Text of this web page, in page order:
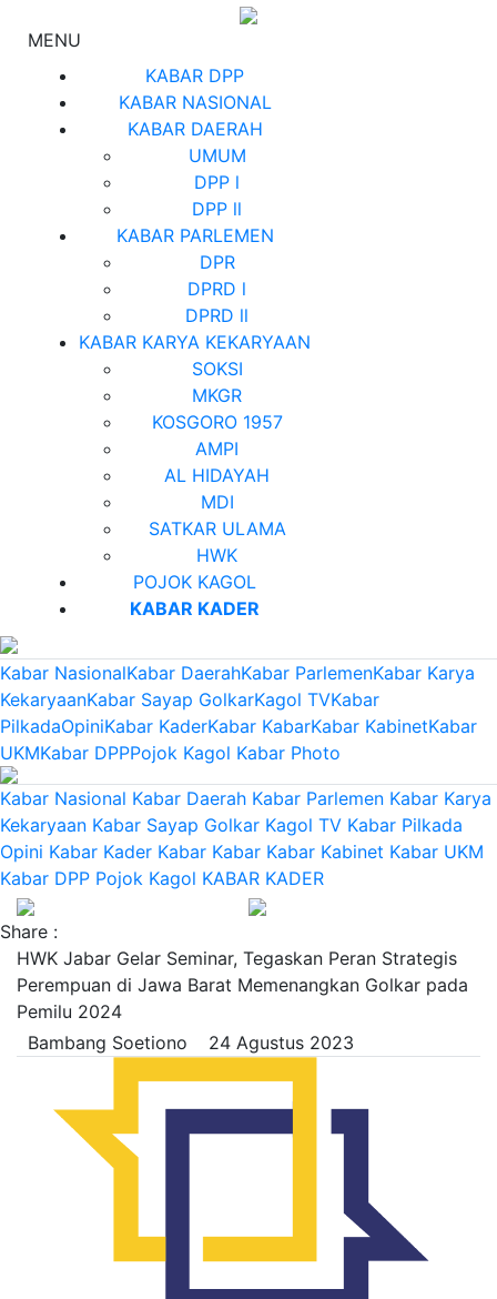
MENU
KABAR DPP
KABAR NASIONAL
KABAR DAERAH
UMUM
DPP l
DPP ll
KABAR PARLEMEN
DPR
DPRD l
DPRD ll
KABAR KARYA KEKARYAAN
SOKSI
MKGR
KOSGORO 1957
AMPI
AL HIDAYAH
MDI
SATKAR ULAMA
HWK
POJOK KAGOL
KABAR KADER
Kabar NasionalKabar DaerahKabar ParlemenKabar Karya
KekaryaanKabar Sayap GolkarKagol TVKabar
PilkadaOpiniKabar KaderKabar KabarKabar KabinetKabar
UKMKabar DPPPojok Kagol Kabar Photo
Kabar Nasional Kabar Daerah Kabar Parlemen Kabar Karya
Kekaryaan Kabar Sayap Golkar Kagol TV Kabar Pilkada
Opini Kabar Kader Kabar Kabar Kabar Kabinet Kabar UKM
Kabar DPP Pojok Kagol KABAR KADER
Share :
HWK Jabar Gelar Seminar, Tegaskan Peran Strategis
Perempuan di Jawa Barat Memenangkan Golkar pada
Pemilu 2024
Bambang Soetiono
24 Agustus 2023